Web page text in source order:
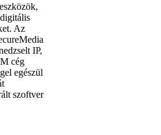
Az
IP,
cég
egészül
szoftver